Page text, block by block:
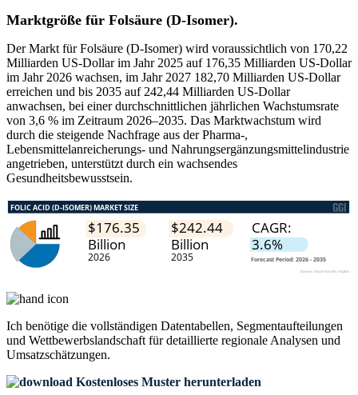
Marktgröße für Folsäure (D-Isomer).
Der Markt für Folsäure (D-Isomer) wird voraussichtlich von 170,22
Milliarden US-Dollar im Jahr 2025 auf 176,35 Milliarden US-Dollar
im Jahr 2026 wachsen, im Jahr 2027 182,70 Milliarden US-Dollar
erreichen und bis 2035 auf 242,44 Milliarden US-Dollar
anwachsen, bei einer durchschnittlichen jährlichen Wachstumsrate
von 3,6 % im Zeitraum 2026–2035. Das Marktwachstum wird
durch die steigende Nachfrage aus der Pharma-,
Lebensmittelanreicherungs- und Nahrungsergänzungsmittelindustrie
angetrieben, unterstützt durch ein wachsendes
Gesundheitsbewusstsein.
Ich benötige die vollständigen Datentabellen, Segmentaufteilungen
und Wettbewerbslandschaft für detaillierte regionale Analysen und
Umsatzschätzungen.
Kostenloses Muster herunterladen